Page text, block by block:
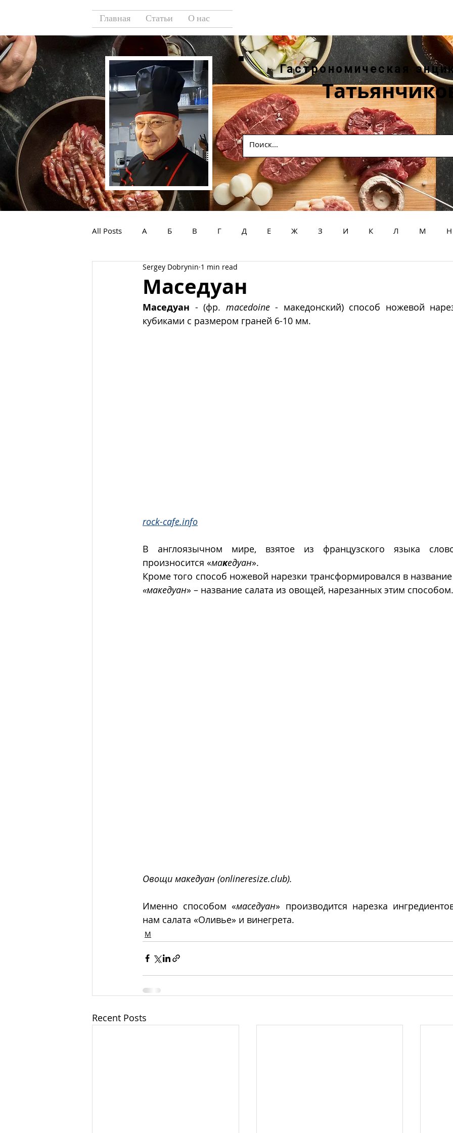
Главная Статьи О нас
Гастрономическая
All Posts А Б В Г Д Е Ж З И К Л М Н
У Ф Х
Маседуан
Sergey Dobrynin 1 min read
Маседуан - (фр. macedoine - македонский) способ ножевой
кубиками с размером граней 6-10 мм.
rock-cafe.info
В англоязычном мире, взятое из французского языка
произносится «македуан».
Кроме того способ ножевой нарезки трансформировался в
«македуан» – название салата из овощей, нарезанных этим способом.
Овощи македуан (onlineresize.club).
Именно способом «маседуан» производится нарезка
нам салата «Оливье» и винегрета.
М
Recent Posts